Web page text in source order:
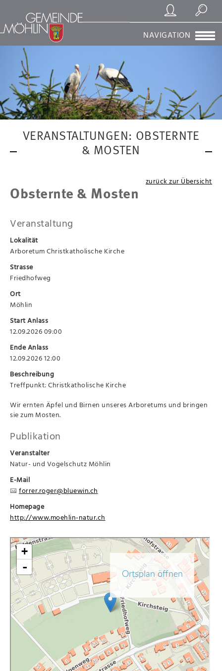
Registrierung/Login
Suchen
NAVIGATION
VERANSTALTUNGEN: OBSTERNTE
& MOSTEN
zurück zur Übersicht
Obsternte & Mosten
Veranstaltung
Lokalität
Arboretum Christkatholische Kirche
Strasse
Friedhofweg
Ort
Möhlin
Start Anlass
12.09.2026 09:00
Ende Anlass
12.09.2026 12:00
Beschreibung
Treffpunkt: Christkatholische Kirche
Wir ernten Äpfel und Birnen unseres Arboretums und bringen
sie zum Mosten.
Publikation
Veranstalter
Natur- und Vogelschutz Möhlin
E-Mail
forrer.roger@bluewin.ch
Homepage
http://www.moehlin-natur.ch